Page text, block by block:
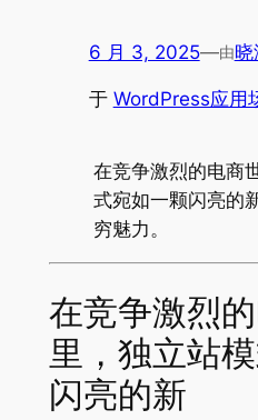
6 月 3, 2025—由晓
于 WordPress应用
在竞争激烈的电商
式宛如一颗闪亮的
穷魅力。
在竞争激烈
里，独立站
闪亮的新